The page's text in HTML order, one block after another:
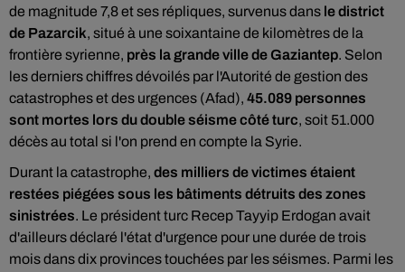
de magnitude 7,8 et ses répliques, survenus dans le district
de Pazarcik, situé à une soixantaine de kilomètres de la
frontière syrienne, près la grande ville de Gaziantep. Selon
les derniers chiffres dévoilés par l'Autorité de gestion des
catastrophes et des urgences (Afad), 45.089 personnes
sont mortes lors du double séisme côté turc, soit 51.000
décès au total si l'on prend en compte la Syrie.
Durant la catastrophe, des milliers de victimes étaient
restées piégées sous les bâtiments détruits des zones
sinistrées. Le président turc Recep Tayyip Erdogan avait
d'ailleurs déclaré l'état d'urgence pour une durée de trois
mois dans dix provinces touchées par les séismes. Parmi les